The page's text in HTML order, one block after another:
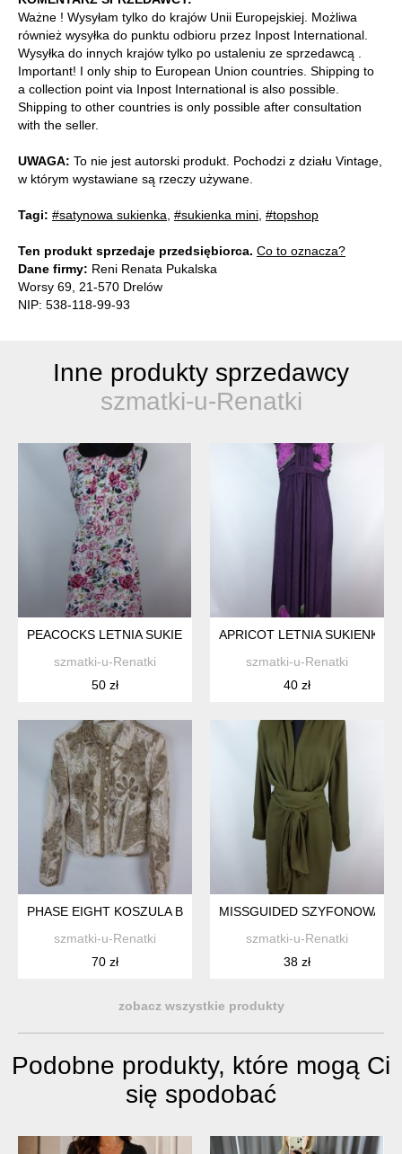
Ważne ! Wysyłam tylko do krajów Unii Europejskiej. Możliwa
również wysyłka do punktu odbioru przez Inpost International.
Wysyłka do innych krajów tylko po ustaleniu ze sprzedawcą .
Important! I only ship to European Union countries. Shipping to
a collection point via Inpost International is also possible.
Shipping to other countries is only possible after consultation
with the seller.
UWAGA: To nie jest autorski produkt. Pochodzi z działu Vintage,
w którym wystawiane są rzeczy używane.
Tagi: #satynowa sukienka #sukienka mini #topshop
Ten produkt sprzedaje przedsiębiorca. Co to oznacza?
Dane firmy: Reni Renata Pukalska
Worsy 69, 21-570 Drelów
NIP: 538-118-99-93
Inne produkty sprzedawcy
szmatki-u-Renatki
PEACOCKS LETNIA SUKIENKA W KWIATY 14 / 40 Z METKĄ
szmatki-u-Renatki
50 zł
APRICOT LETNIA SUKIENKA
szmatki-u-Renatki
40 zł
PHASE EIGHT KOSZULA BLUZKA Z SIATECZKI Z APLIKACJAMI
szmatki-u-Renatki
70 zł
MISSGUIDED SZYFONOWA
szmatki-u-Renatki
38 zł
zobacz wszystkie produkty
Podobne produkty, które mogą Ci
się spodobać